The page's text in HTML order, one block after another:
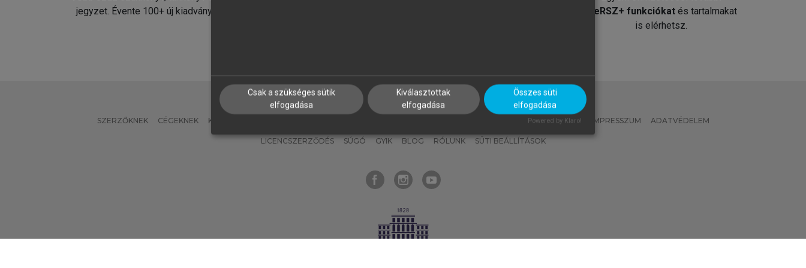
jegyzet. Évente 100+ új kiadvány.
MeRSZ+ funkciókat és tartalmakat
is elérhetsz.
SZERZŐKNEK CÉGEKNEK KÖNYVTÁROSOKNAK MI – ÁLTALÁNOS IRÁNYELVEK IMPRESSZUM ADATVÉDELEM
LICENCSZERZŐDÉS SÚGÓ GYIK BLOG RÓLUNK SÜTI BEÁLLÍTÁSOK
Csak a szükséges sütik
elfogadása
Kiválasztottak
elfogadása
Összes süti
elfogadása
Powered by Klaro!